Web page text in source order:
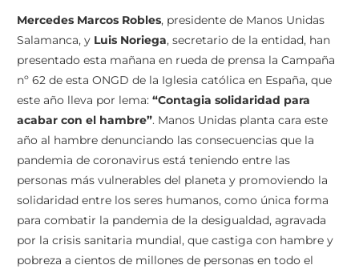
Mercedes Marcos Robles, presidente de Manos Unidas
Salamanca, y Luis Noriega, secretario de la entidad, han
presentado esta mañana en rueda de prensa la Campaña
nº 62 de esta ONGD de la Iglesia católica en España, que
este año lleva por lema: “Contagia solidaridad para
acabar con el hambre”. Manos Unidas planta cara este
año al hambre denunciando las consecuencias que la
pandemia de coronavirus está teniendo entre las
personas más vulnerables del planeta y promoviendo la
solidaridad entre los seres humanos, como única forma
para combatir la pandemia de la desigualdad, agravada
por la crisis sanitaria mundial, que castiga con hambre y
pobreza a cientos de millones de personas en todo el